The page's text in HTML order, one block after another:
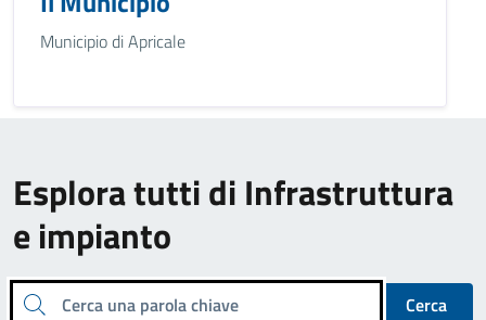
Municipio di Apricale
Esplora tutti di Infrastruttura
e impianto
Cerca una parola chiave
Cerca